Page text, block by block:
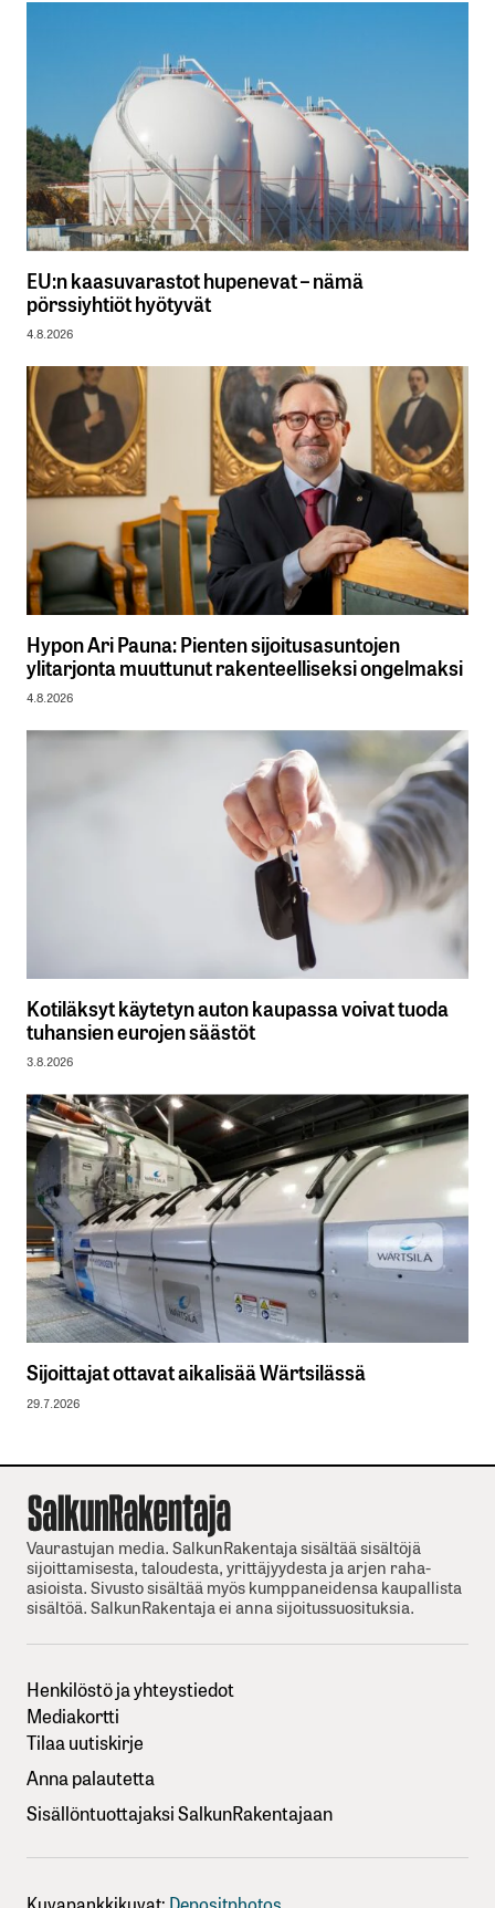
EU:n kaasuvarastot hupenevat – nämä
pörssiyhtiöt hyötyvät
4.8.2026
Hypon Ari Pauna: Pienten sijoitusasuntojen
ylitarjonta muuttunut rakenteelliseksi ongelmaksi
4.8.2026
Kotiläksyt käytetyn auton kaupassa voivat tuoda
tuhansien eurojen säästöt
3.8.2026
Sijoittajat ottavat aikalisää Wärtsilässä
29.7.2026
Vaurastujan media. SalkunRakentaja sisältää sisältöjä
sijoittamisesta, taloudesta, yrittäjyydesta ja arjen raha-
asioista. Sivusto sisältää myös kumppaneidensa kaupallista
sisältöä. SalkunRakentaja ei anna sijoitussuosituksia.
Henkilöstö ja yhteystiedot
Mediakortti
Tilaa uutiskirje
Anna palautetta
Sisällöntuottajaksi SalkunRakentajaan